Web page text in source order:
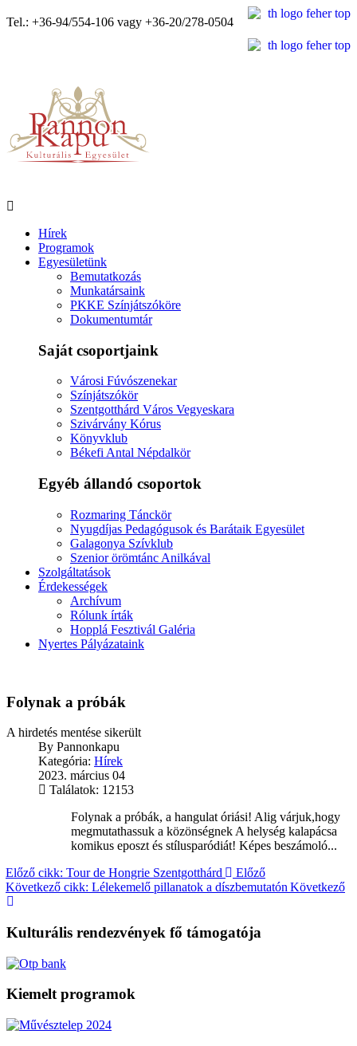
Tel.: +36-94/554-106 vagy +36-20/278-0504
Hírek
Programok
Egyesületünk
Bemutatkozás
Munkatársaink
PKKE Színjátszóköre
Dokumentumtár
Saját csoportjaink
Városi Fúvószenekar
Színjátszókör
Szentgotthárd Város Vegyeskara
Szivárvány Kórus
Könyvklub
Békefi Antal Népdalkör
Egyéb állandó csoportok
Rozmaring Tánckör
Nyugdíjas Pedagógusok és Barátaik Egyesület
Galagonya Szívklub
Szenior örömtánc Anilkával
Szolgáltatások
Érdekességek
Archívum
Rólunk írták
Hopplá Fesztivál Galéria
Nyertes Pályázataink
Folynak a próbák
A hirdetés mentése sikerült
By Pannonkapu
Kategória: Hírek
2023. március 04
Találatok: 12153
Folynak a próbák, a hangulat óriási! Alig várjuk,hogy
megmutathassuk a közönségnek A helység kalapácsa
komikus eposzt és stílusparódiát! Képes beszámoló...
Előző cikk: Tour de Hongrie Szentgotthárd
Előző
Következő cikk: Lélekemelő pillanatok a díszbemutatónKövetkező
Kulturális rendezvények fő támogatója
Kiemelt programok